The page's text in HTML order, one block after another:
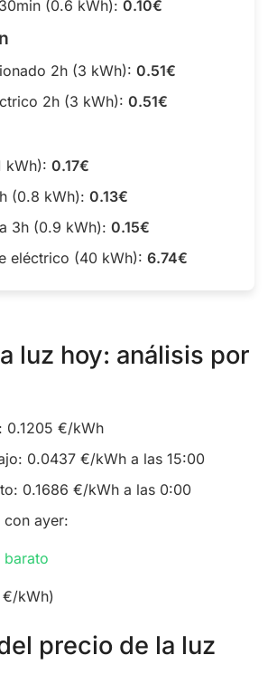
(0.6 kWh): 0.10€
2h (3 kWh): 0.51€
2h (3 kWh): 0.51€
kWh): 0.17€
(0.8 kWh): 0.13€
3h (0.9 kWh): 0.15€
eléctrico (40 kWh): 6.74€
luz hoy: análisis por
0.1205 €/kWh
0.0437 €/kWh a las 15:00
0.1686 €/kWh a las 0:00
con ayer:
€/kWh)
precio de la luz